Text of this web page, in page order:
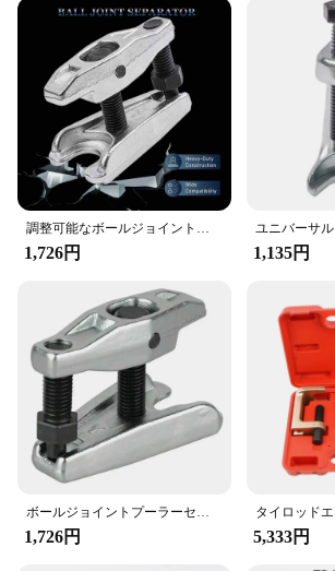
Shape or Size or Weight or Quantity:
Lightweight for Easy Handling
Performance and Property: Durable
Engineered
Features:
**Precision Engineering for
The タイロッドエンドプーラー, also
Ball Head Extractor, is a pivotal tool
professionals in the industrial and
sectors. Designed with precision in
extractor is crafted from high-grade
ergonomic ball head design provides
allowing for efficient and precise
ends without causing damage to the
components. Its compact and
make it easy to handle, even in tight
it an indispensable tool for a wide
applications.
**Versatility for a Variety of Tasks**
industrial professional, this extractor
addition to your toolkit. Its robust
調整可能なボールジョイントプーラーセパレーター、タイロッドエンドエクストラクター、リムーバースプリッター、修理ツール、自動車ステアリングシステム、ガレージツール
1,726円 1,135円
ボールジョイントプーラーセパレーター、タイロッドエンドエクストラクター、リムーバー、スプリッター修理ツール、自動車ステアリングシステム、ガレージツール、1個
1,726円 5,333円